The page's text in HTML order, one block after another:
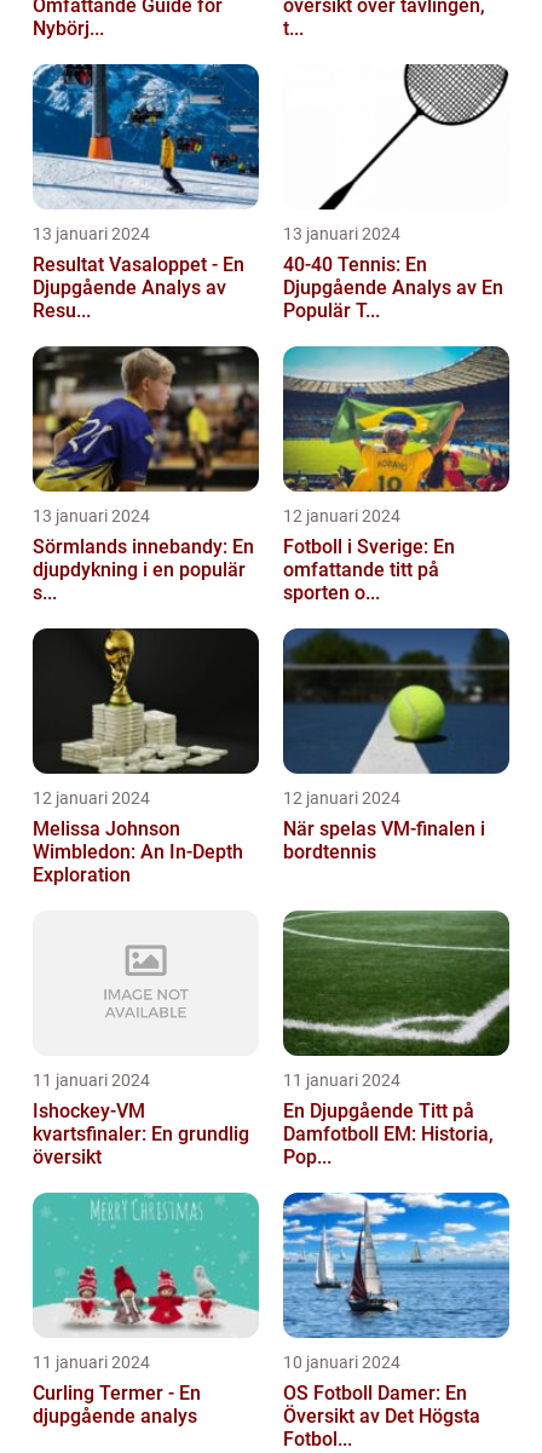
Omfattande Guide för
Nybörj...
översikt över tävlingen,
t...
13 januari 2024
Resultat Vasaloppet - En
Djupgående Analys av
Resu...
13 januari 2024
40-40 Tennis: En
Djupgående Analys av En
Populär T...
13 januari 2024
Sörmlands innebandy: En
djupdykning i en populär
s...
12 januari 2024
Fotboll i Sverige: En
omfattande titt på
sporten o...
12 januari 2024
Melissa Johnson
Wimbledon: An In-Depth
Exploration
12 januari 2024
När spelas VM-finalen i
bordtennis
11 januari 2024
Ishockey-VM
kvartsfinaler: En grundlig
översikt
11 januari 2024
En Djupgående Titt på
Damfotboll EM: Historia,
Pop...
11 januari 2024
Curling Termer - En
djupgående analys
10 januari 2024
OS Fotboll Damer: En
Översikt av Det Högsta
Fotbol...